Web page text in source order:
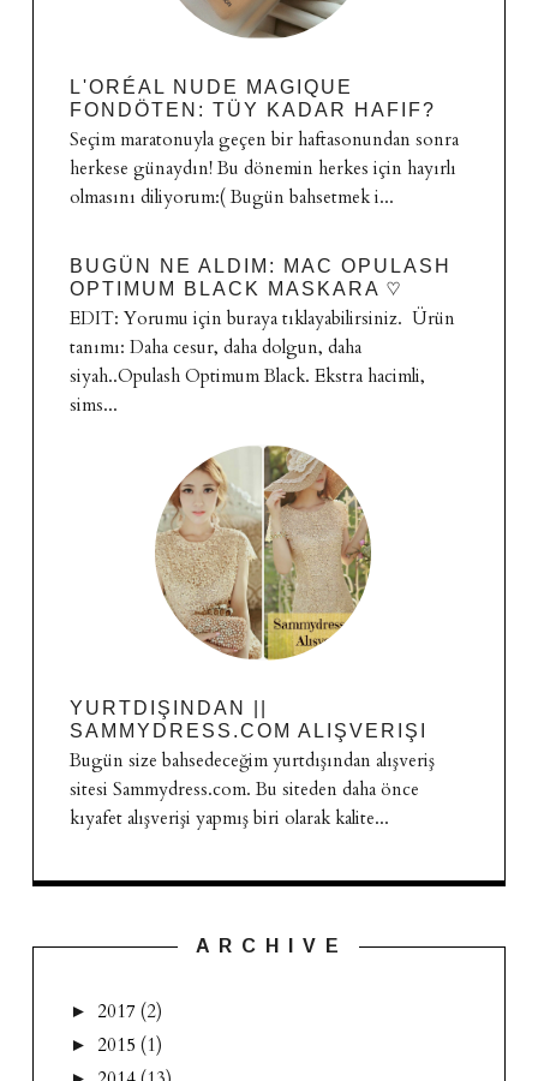
L'ORÉAL NUDE MAGIQUE
FONDÖTEN: TÜY KADAR HAFIF?
Seçim maratonuyla geçen bir haftasonundan sonra
herkese günaydın! Bu dönemin herkes için hayırlı
olmasını diliyorum:( Bugün bahsetmek i...
BUGÜN NE ALDIM: MAC OPULASH
OPTIMUM BLACK MASKARA ♡
EDIT: Yorumu için buraya tıklayabilirsiniz. Ürün
tanımı: Daha cesur, daha dolgun, daha
siyah..Opulash Optimum Black. Ekstra hacimli,
sims...
YURTDIŞINDAN ||
SAMMYDRESS.COM ALIŞVERIŞI
Bugün size bahsedeceğim yurtdışından alışveriş
sitesi Sammydress.com. Bu siteden daha önce
kıyafet alışverişi yapmış biri olarak kalite...
A R C H I V E
► 2017 (2)
► 2015 (1)